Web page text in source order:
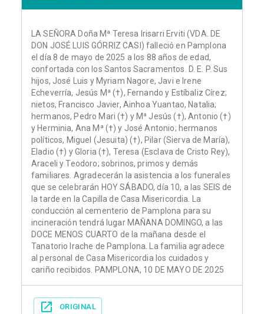
LA SEÑORA Doña Mª Teresa Irisarri Erviti (VDA. DE
DON JOSÉ LUIS GÓRRIZ CASI) falleció en Pamplona
el día 8 de mayo de 2025 a los 88 años de edad,
confortada con los Santos Sacramentos. D. E. P. Sus
hijos, José Luis y Myriam Nagore, Javi e Irene
Echeverría, Jesús Mª (†), Fernando y Estíbaliz Círez;
nietos, Francisco Javier, Ainhoa Yuantao, Natalia;
hermanos, Pedro Mari (†) y Mª Jesús (†), Antonio (†)
y Herminia, Ana Mª (†) y José Antonio; hermanos
políticos, Miguel (Jesuita) (†), Pilar (Sierva de María),
Eladio (†) y Gloria (†), Teresa (Esclava de Cristo Rey),
Araceli y Teodoro; sobrinos, primos y demás
familiares. Agradecerán la asistencia a los funerales
que se celebrarán HOY SÁBADO, día 10, a las SEIS de
la tarde en la Capilla de Casa Misericordia. La
conducción al cementerio de Pamplona para su
incineración tendrá lugar MAÑANA DOMINGO, a las
DOCE MENOS CUARTO de la mañana desde el
Tanatorio Irache de Pamplona. La familia agradece
al personal de Casa Misericordia los cuidados y
cariño recibidos. PAMPLONA, 10 DE MAYO DE 2025
ORIGINAL